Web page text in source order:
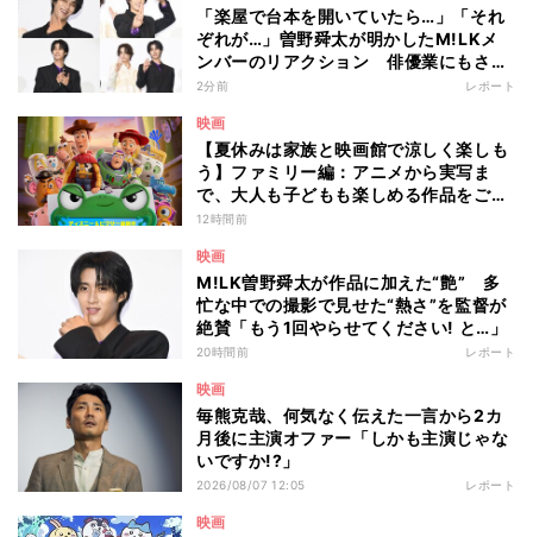
「楽屋で台本を開いていたら…」「それ
ぞれが…」曽野舜太が明かしたM!LKメ
ンバーのリアクション 俳優業にもさら
なる意欲
2分前 レポート
映画
【夏休みは家族と映画館で涼しく楽しも
う】ファミリー編：アニメから実写ま
で、大人も子どもも楽しめる作品をご紹
介 - 編集部が注目する最新映画5選
12時間前
映画
M!LK曽野舜太が作品に加えた“艶” 多
忙な中での撮影で見せた“熱さ”を監督が
絶賛「もう1回やらせてください! と…」
20時間前 レポート
映画
毎熊克哉、何気なく伝えた一言から2カ
月後に主演オファー「しかも主演じゃな
いですか!?」
2026/08/07 12:05 レポート
映画